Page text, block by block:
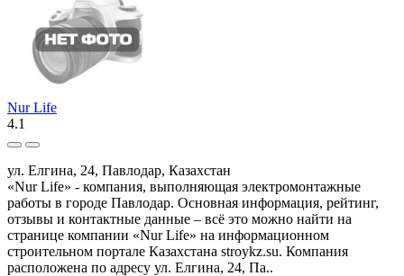
Nur Life
4.1
ул. Елгина, 24, Павлодар, Казахстан
«Nur Life» - компания, выполняющая электромонтажные
работы в городе Павлодар. Основная информация, рейтинг,
отзывы и контактные данные – всё это можно найти на
странице компании «Nur Life» на информационном
строительном портале Казахстана stroykz.su. Компания
расположена по адресу ул. Елгина, 24, Па..